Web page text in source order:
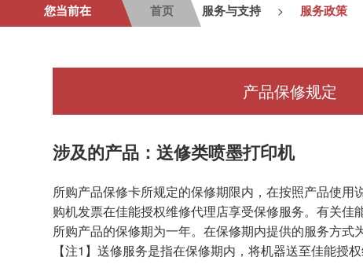
您当前在 首页 服务与支持 > 服务政策
产品保修规定
涉及的产品：送修类喷墨打印机
所购产品保修卡所规定的保修期限内，在按照产品使
购机发票在佳能授权维修代理店享受保修服务。有关
所购产品的保修期为一年。在保修期内提供的服务方式
【注1】送修服务是指在保修期内，将机器送至佳能授